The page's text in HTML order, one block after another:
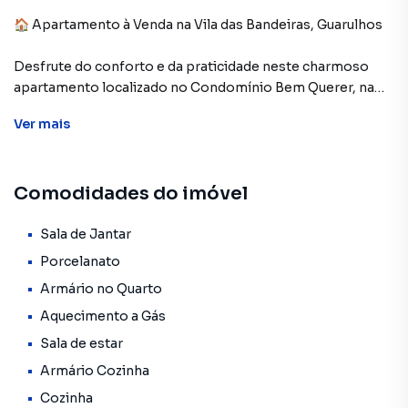
🏠 Apartamento à Venda na Vila das Bandeiras, Guarulhos
Desfrute do conforto e da praticidade neste charmoso
apartamento localizado no Condomínio Bem Querer, na
Área: 67 m²
Suíte: 1
Cozinha com armários planejados, ideal para quem busca
Banheiro amplo e bem distribuído.
Lavanderia para facilitar suas tarefas domésticas.
1 vaga de garagem para maior comodidade.
confraternização com familiares e amigos.
Sala ampla, com 2 ambientes, proporcionando espaço e
Ver mais
Comodidades do imóvel
Sala de Jantar
Porcelanato
Armário no Quarto
Aquecimento a Gás
Sala de estar
Armário Cozinha
Cozinha